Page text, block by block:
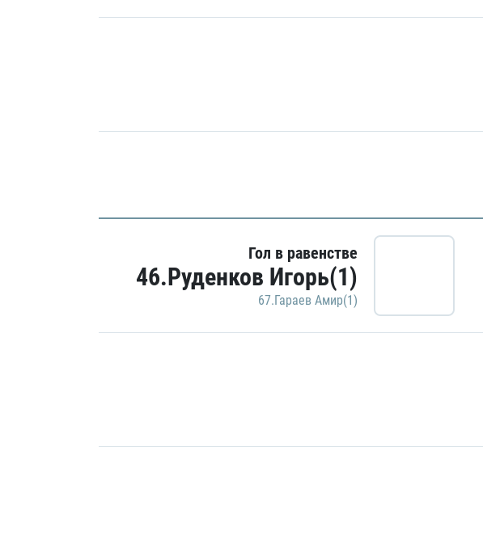
Гол в равенстве
46.Руденков Игорь(1)
67.Гараев Амир(1)